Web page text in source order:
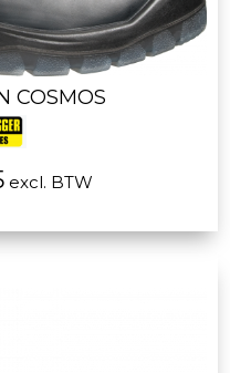
COSMOS
excl. BTW